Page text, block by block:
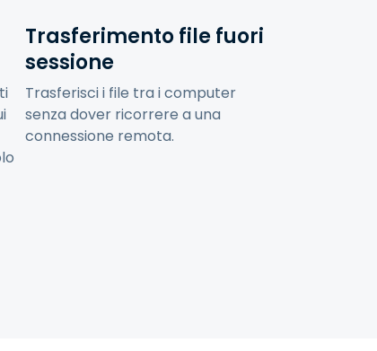
Trasferimento file fuori
sessione
Trasferisci i file tra i computer
senza dover ricorrere a una
connessione remota.